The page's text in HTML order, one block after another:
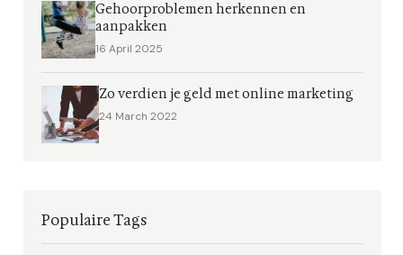
Gehoorproblemen herkennen en
aanpakken
16 April 2025
Zo verdien je geld met online marketing
24 March 2022
Populaire Tags